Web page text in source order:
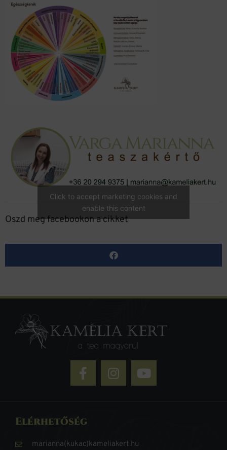
Click to accept marketing cookies and
enable this content
Oszd meg facebookon a cikket
Elérhetőség
marianna(kukac)kameliakert.hu